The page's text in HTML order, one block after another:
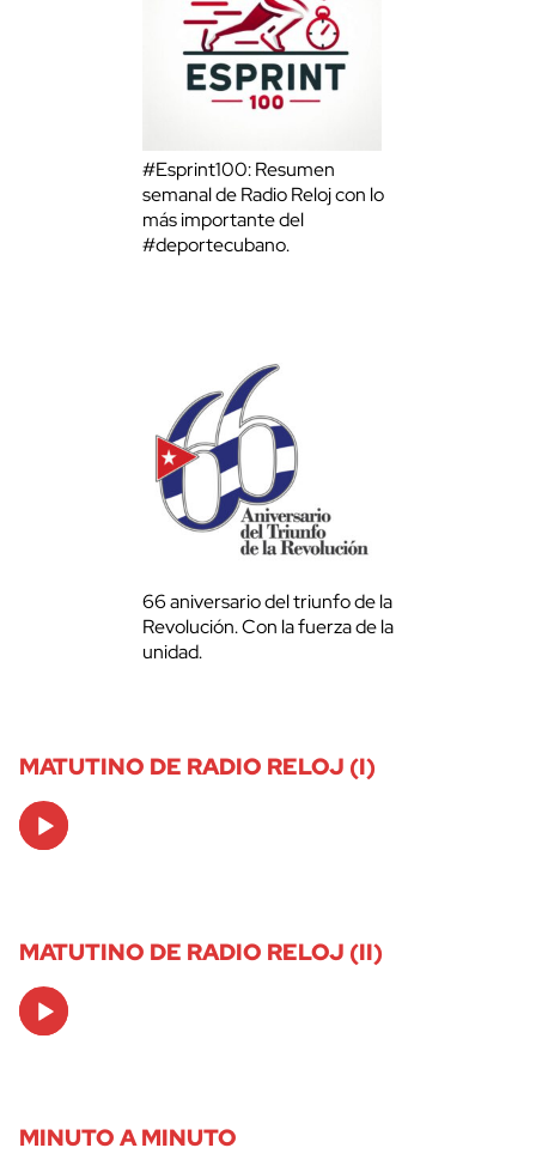
#Esprint100: Resumen
semanal de Radio Reloj con lo
más importante del
#deportecubano.
66 aniversario del triunfo de la
Revolución. Con la fuerza de la
unidad.
MATUTINO DE RADIO RELOJ (I)
Audio
Player
MATUTINO DE RADIO RELOJ (II)
Audio
Player
MINUTO A MINUTO